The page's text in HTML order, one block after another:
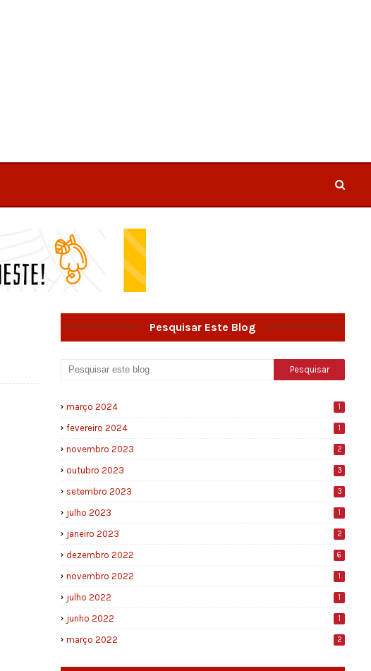
Pesquisar Este Blog
março 2024 1
fevereiro 2024 1
novembro 2023 2
outubro 2023 3
setembro 2023 3
julho 2023 1
janeiro 2023 2
dezembro 2022 6
novembro 2022 1
julho 2022 1
junho 2022 1
março 2022 2